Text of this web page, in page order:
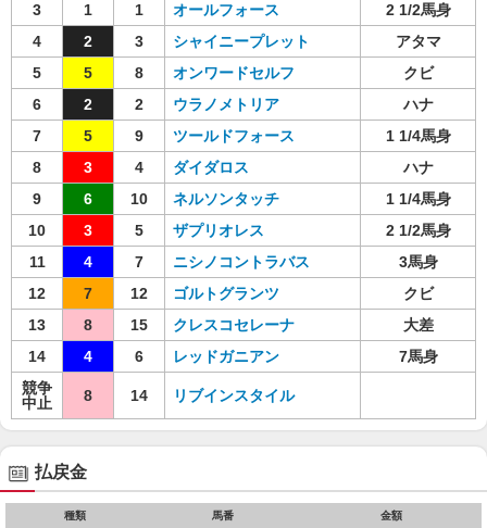
3
1 1 オールフォース
2 1/2馬身
4
2 3 シャイニープレット
アタマ
5
5 8 オンワードセルフ
クビ
6
2 2 ウラノメトリア
ハナ
7
5 9 ツールドフォース
1 1/4馬身
8
3 4 ダイダロス
ハナ
9
6 10 ネルソンタッチ
1 1/4馬身
10
3 5 ザプリオレス
2 1/2馬身
11
4 7 ニシノコントラバス
3馬身
12
7 12 ゴルトグランツ
クビ
13
8 15 クレスコセレーナ
大差
14
4 6 レッドガニアン
7馬身
競争
中止
8 14 リブインスタイル
払戻金
種類 馬番 金額